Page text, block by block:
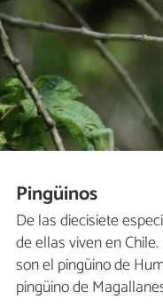
Pingüinos
De las diecisiete
de ellas viven en
son el pingüino de
pingüino de